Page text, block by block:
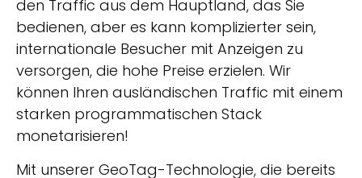
den Traffic aus dem Hauptland, das Sie
bedienen, aber es kann komplizierter sein,
internationale Besucher mit Anzeigen zu
versorgen, die hohe Preise erzielen. Wir
können Ihren ausländischen Traffic mit einem
starken programmatischen Stack
monetarisieren!
Mit unserer GeoTag-Technologie, die bereits